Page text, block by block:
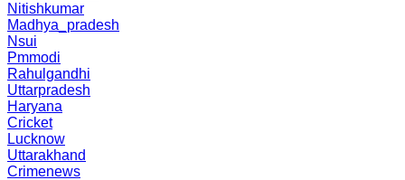
Nitishkumar
Madhya_pradesh
Nsui
Pmmodi
Rahulgandhi
Uttarpradesh
Haryana
Cricket
Lucknow
Uttarakhand
Crimenews